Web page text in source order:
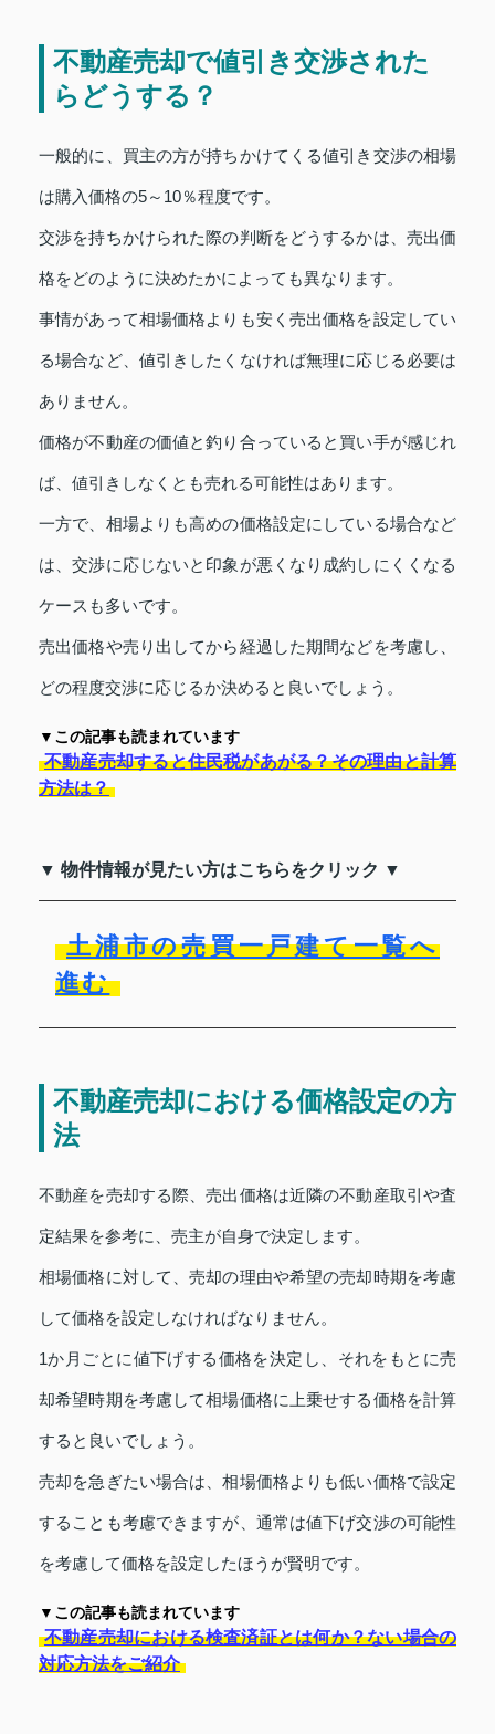
不動産売却で値引き交渉された
らどうする？
一般的に、買主の方が持ちかけてくる値引き交渉の相場
は購入価格の5～10％程度です。
交渉を持ちかけられた際の判断をどうするかは、売出価
格をどのように決めたかによっても異なります。
事情があって相場価格よりも安く売出価格を設定してい
る場合など、値引きしたくなければ無理に応じる必要は
ありません。
価格が不動産の価値と釣り合っていると買い手が感じれ
ば、値引きしなくとも売れる可能性はあります。
一方で、相場よりも高めの価格設定にしている場合など
は、交渉に応じないと印象が悪くなり成約しにくくなる
ケースも多いです。
売出価格や売り出してから経過した期間などを考慮し、
どの程度交渉に応じるか決めると良いでしょう。
▼この記事も読まれています
不動産売却すると住民税があがる？その理由と計算
方法は？
▼ 物件情報が見たい方はこちらをクリック ▼
土浦市の売買一戸建て一覧へ
進む
不動産売却における価格設定の方
法
不動産を売却する際、売出価格は近隣の不動産取引や査
定結果を参考に、売主が自身で決定します。
相場価格に対して、売却の理由や希望の売却時期を考慮
して価格を設定しなければなりません。
1か月ごとに値下げする価格を決定し、それをもとに売
却希望時期を考慮して相場価格に上乗せする価格を計算
すると良いでしょう。
売却を急ぎたい場合は、相場価格よりも低い価格で設定
することも考慮できますが、通常は値下げ交渉の可能性
を考慮して価格を設定したほうが賢明です。
▼この記事も読まれています
不動産売却における検査済証とは何か？ない場合の
対応方法をご紹介